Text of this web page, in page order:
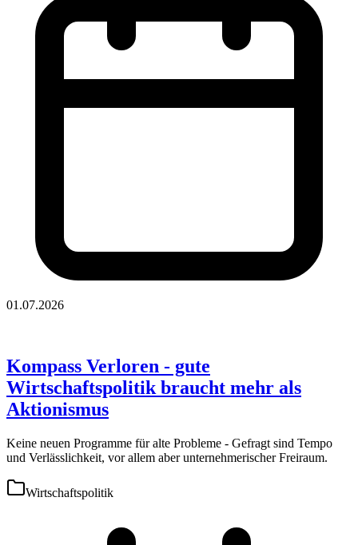
01.07.2026
Kompass Verloren - gute
Wirtschaftspolitik braucht mehr als
Aktionismus
Keine neuen Programme für alte Probleme - Gefragt sind Tempo
und Verlässlichkeit, vor allem aber unternehmerischer Freiraum.
Wirtschaftspolitik